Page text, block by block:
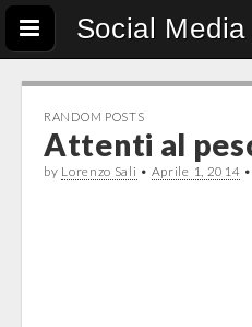
Social
RANDOM POSTS
Attenti al
by Lorenzo Sali • Aprile 1, 2014 •